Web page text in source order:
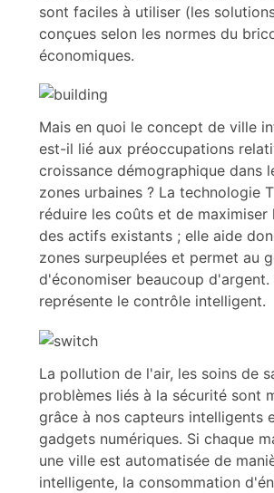
sont faciles à utiliser (les
conçues selon les normes du
économiques.
Mais en quoi le concept de ville
est-il lié aux préoccupations
croissance démographique dans
zones urbaines ? La technologie
réduire les coûts et de
des actifs existants ; elle aide
zones surpeuplées et permet au
d'économiser beaucoup
représente le contrôle intelligent.
La pollution de l'air, les soins de
problèmes liés à la sécurité sont
grâce à nos capteurs intelligents
gadgets numériques. Si chaque
une ville est automatisée de
intelligente, la consommation